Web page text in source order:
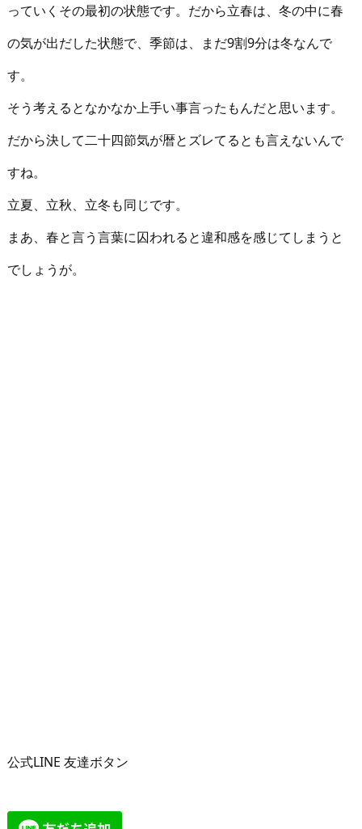
っていくその最初の状態です。だから立春は、冬の中に春
の気が出だした状態で、季節は、まだ9割9分は冬なんで
す。
そう考えるとなかなか上手い事言ったもんだと思います。
だから決して二十四節気が暦とズレてるとも言えないんで
すね。
立夏、立秋、立冬も同じです。
まあ、春と言う言葉に囚われると違和感を感じてしまうと
でしょうが。
公式LINE 友達ボタン